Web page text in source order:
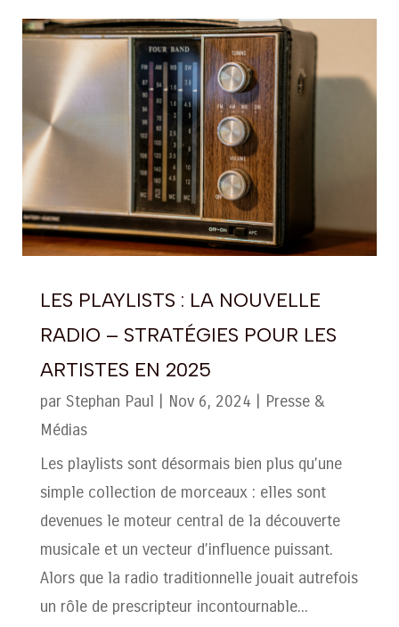
LES PLAYLISTS : LA NOUVELLE
RADIO – STRATÉGIES POUR LES
ARTISTES EN 2025
par Stephan Paul | Nov 6, 2024| Presse &
Médias
Les playlists sont désormais bien plus qu’une
simple collection de morceaux : elles sont
devenues le moteur central de la découverte
musicale et un vecteur d’influence puissant.
Alors que la radio traditionnelle jouait autrefois
un rôle de prescripteur incontournable...